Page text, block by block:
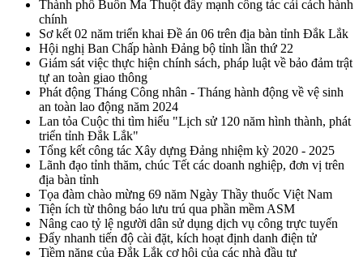
Thành phố Buôn Ma Thuột đẩy mạnh công tác cải cách hành
chính
Sơ kết 02 năm triển khai Đề án 06 trên địa bàn tỉnh Đắk Lắk
Hội nghị Ban Chấp hành Đảng bộ tỉnh lần thứ 22
Giám sát việc thực hiện chính sách, pháp luật về bảo đảm trật
tự an toàn giao thông
Phát động Tháng Công nhân - Tháng hành động về vệ sinh
an toàn lao động năm 2024
Lan tỏa Cuộc thi tìm hiểu "Lịch sử 120 năm hình thành, phát
triển tỉnh Đắk Lắk"
Tổng kết công tác Xây dựng Đảng nhiệm kỳ 2020 - 2025
Lãnh đạo tỉnh thăm, chúc Tết các doanh nghiệp, đơn vị trên
địa bàn tỉnh
Tọa đàm chào mừng 69 năm Ngày Thầy thuốc Việt Nam
Tiện ích từ thông báo lưu trú qua phần mềm ASM
Nâng cao tỷ lệ người dân sử dụng dịch vụ công trực tuyến
Đẩy nhanh tiến độ cài đặt, kích hoạt định danh điện tử
Tiềm năng của Đắk Lắk cơ hội của các nhà đầu tư